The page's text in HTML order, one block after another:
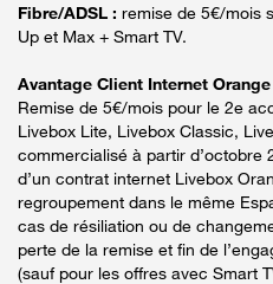
Fibre/ADSL : remise de 5€/mois
Up et Max + Smart TV.
Avantage Client Internet Orange
Remise de 5€/mois pour le 2e
Livebox Lite, Livebox Classic,
commercialisé à partir d’octobre
d’un contrat internet Livebox
regroupement dans le même
cas de résiliation ou de
perte de la remise et fin de
(sauf pour les offres avec Smart